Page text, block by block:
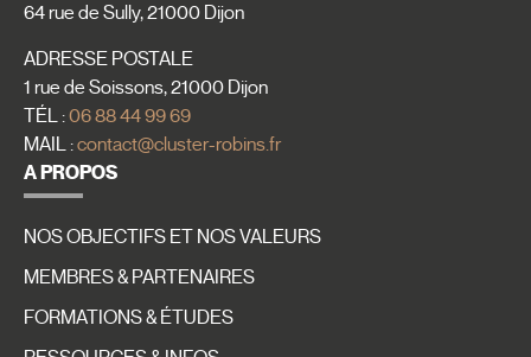
64 rue de Sully, 21000 Dijon
ADRESSE POSTALE
1 rue de Soissons, 21000 Dijon
TÉL :06 88 44 99 69
MAIL :contact@cluster-robins.fr
A PROPOS
NOS OBJECTIFS ET NOS VALEURS
MEMBRES & PARTENAIRES
FORMATIONS & ÉTUDES